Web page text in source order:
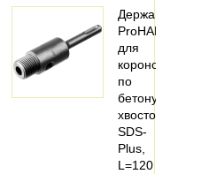
Державка
ProHAMMER
для
коронок
по
бетону,
хвостовик
SDS-
Plus,
L=120